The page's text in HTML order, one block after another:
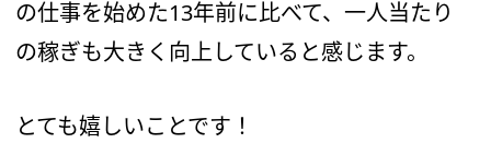
の仕事を始めた13年前に比べて、一人当たり
の稼ぎも大きく向上していると感じます。
とても嬉しいことです！